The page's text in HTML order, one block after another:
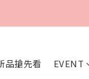
品搶先看 EVENT